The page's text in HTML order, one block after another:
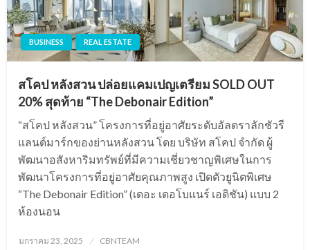
BUSINESS REAL ESTATE
สโคป หลังสวน ปล่อยแคมเปญเตรียม SOLD OUT
20% สุดท้าย “The Debonair Edition”
“สโคป หลังสวน” โครงการที่อยู่อาศัยระดับอัลตราลักชัวรี
แลนด์มาร์กของย่านหลังสวน โดย บริษัท สโคป จำกัด ผู้
พัฒนาอสังหาริมทรัพย์ที่มีความเชี่ยวชาญพิเศษในการ
พัฒนาโครงการที่อยู่อาศัยคุณภาพสูง เปิดตัวยูนิตพิเศษ
“The Debonair Edition” (เดอะ เดอโบแนร์ เอดิชัน) แบบ 2
ห้องนอน
Posted
มกราคม 23, 2025 CBNTEAM